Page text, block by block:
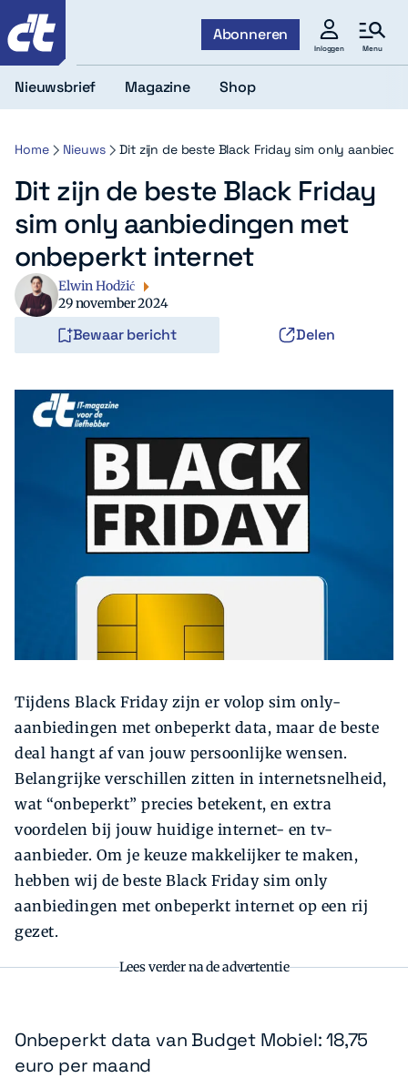
Abonneren
Inloggen Menu
Nieuwsbrief Magazine Shop
Home Nieuws Dit zijn de beste Black Friday sim only
Dit zijn de beste Black Friday
sim only aanbiedingen met
onbeperkt internet
Elwin Hodžić
29 november 2024
Bewaar bericht Delen
Tijdens Black Friday zijn er volop sim only-
aanbiedingen met onbeperkt data, maar de beste
deal hangt af van jouw persoonlijke wensen.
Belangrijke verschillen zitten in internetsnelheid,
wat “onbeperkt” precies betekent, en extra
voordelen bij jouw huidige internet- en tv-
aanbieder. Om je keuze makkelijker te maken,
hebben wij de beste Black Friday sim only
aanbiedingen met onbeperkt internet op een rij
gezet.
Lees verder na de advertentie
Onbeperkt data van Budget Mobiel: 18,75
euro per maand